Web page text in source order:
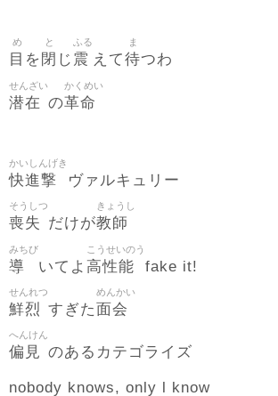
目
め
を 閉
と
じ 震
ふる
えて待
ま
つわ
潜在
せんざい
の革命
かくめい
快進撃
かいしんげき
ヴァルキュリー
喪失
そうしつ
だけが教師
きょうし
導
みちび
いてよ 高性能
こうせいのう
fake it!
鮮烈
せんれつ
すぎた面会
めんかい
偏見
へんけん
のあるカテゴライズ
nobody knows, only l know